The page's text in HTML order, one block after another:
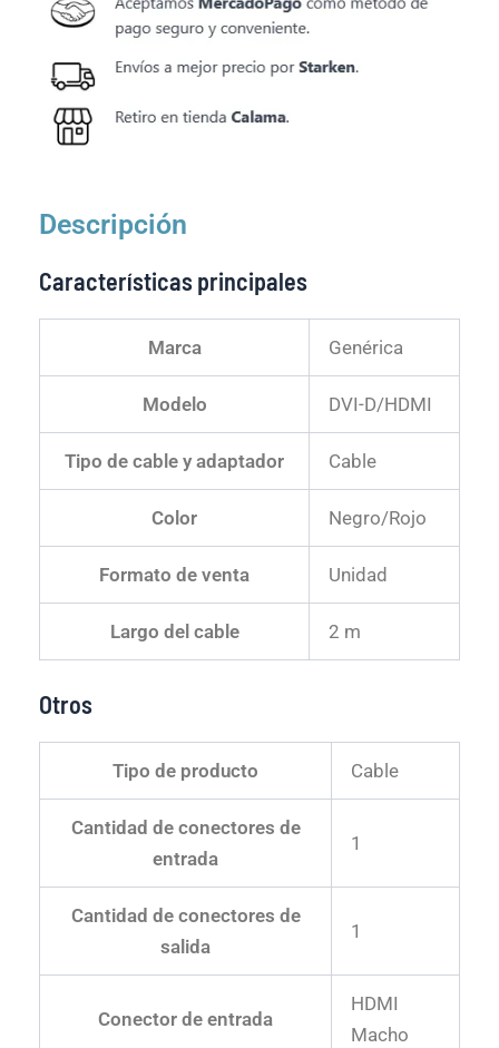
Descripción
Características principales
Marca Genérica
Modelo DVI-D/HDMI
Tipo de cable y adaptador Cable
Color Negro/Rojo
Formato de venta Unidad
Largo del cable 2 m
Otros
Tipo de producto Cable
Cantidad de conectores de
entrada
1
Cantidad de conectores de
salida
1
Conector de entrada
HDMI
Macho